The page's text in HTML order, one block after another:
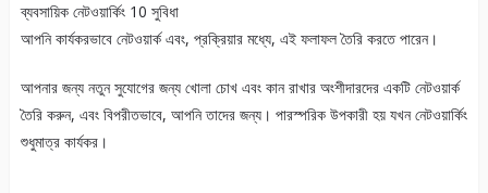
ব্যবসায়িক নেটওয়ার্কিং 10 সুবিধা
আপনি কার্যকরভাবে নেটওয়ার্ক এবং, প্রক্রিয়ার মধ্যে, এই ফলাফল তৈরি করতে পারেন।
আপনার জন্য নতুন সুযোগের জন্য খোলা চোখ এবং কান রাখার অংশীদারদের একটি নেটওয়ার্ক
তৈরি করুন, এবং বিপরীতভাবে, আপনি তাদের জন্য। পারস্পরিক উপকারী হয় যখন নেটওয়ার্কিং
শুধুমাত্র কার্যকর।